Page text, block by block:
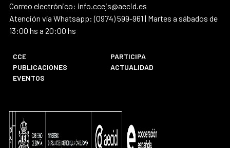
Correo electrónico: info.ccejs@aecid.es
Atención vía Whatsapp: (0974) 599-961 | Martes a sábados de
13:00 hs a 20:00 hs
CCE
PARTICIPA
PUBLICACIONES
ACTUALIDAD
EVENTOS